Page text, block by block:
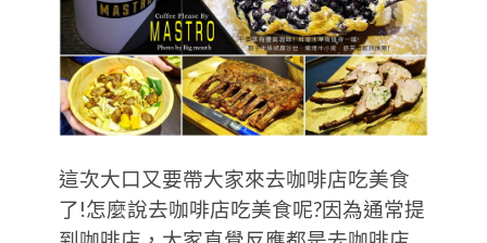
這次大口又要帶大家來去咖啡店吃美食
了!怎麼說去咖啡店吃美食呢?因為通常提